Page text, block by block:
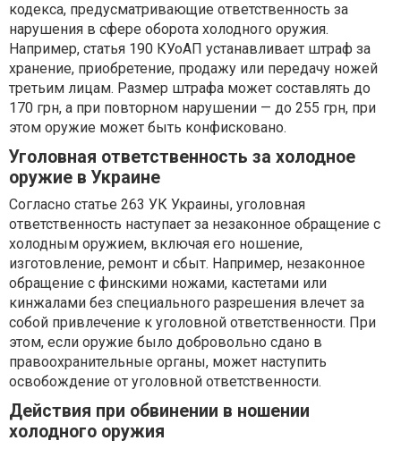
кодекса, предусматривающие ответственность за
нарушения в сфере оборота холодного оружия.
Например, статья 190 КУоАП устанавливает штраф за
хранение, приобретение, продажу или передачу ножей
третьим лицам. Размер штрафа может составлять до
170 грн, а при повторном нарушении — до 255 грн, при
этом оружие может быть конфисковано.
Уголовная ответственность за холодное
оружие в Украине
Согласно статье 263 УК Украины, уголовная
ответственность наступает за незаконное обращение с
холодным оружием, включая его ношение,
изготовление, ремонт и сбыт. Например, незаконное
обращение с финскими ножами, кастетами или
кинжалами без специального разрешения влечет за
собой привлечение к уголовной ответственности. При
этом, если оружие было добровольно сдано в
правоохранительные органы, может наступить
освобождение от уголовной ответственности.
Действия при обвинении в ношении
холодного оружия